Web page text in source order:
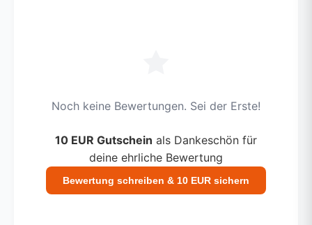
Noch keine Bewertungen. Sei der Erste!
10 EUR Gutschein als Dankeschön für
deine ehrliche Bewertung
Bewertung schreiben & 10 EUR sichern